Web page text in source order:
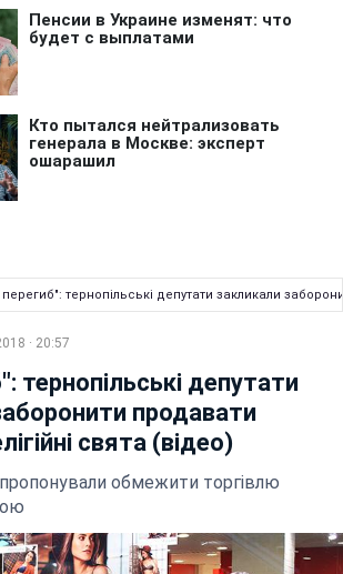
тернопільські депутати закликали
· 20:57
тернопільські депутати
продавати
свята (відео)
обмежити торгівлю